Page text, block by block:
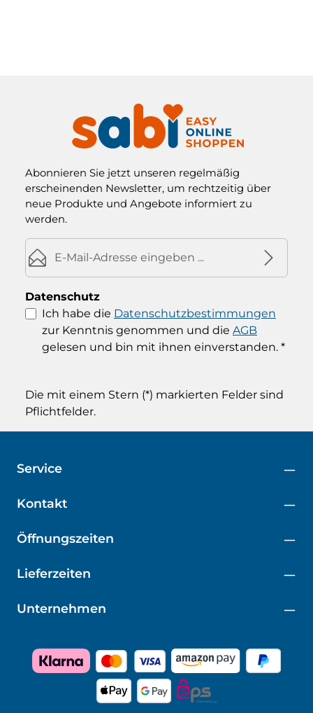
Abonnieren Sie jetzt unseren regelmäßig
erscheinenden Newsletter, um rechtzeitig über
neue Produkte und Angebote informiert zu
werden.
Datenschutz
Ich habe die Datenschutzbestimmungen
zur Kenntnis genommen und die AGB
gelesen und bin mit ihnen einverstanden. *
Die mit einem Stern (*) markierten Felder sind
Pflichtfelder.
Kontakt
Öffnungszeiten
Service
Unternehmen
Lieferzeiten